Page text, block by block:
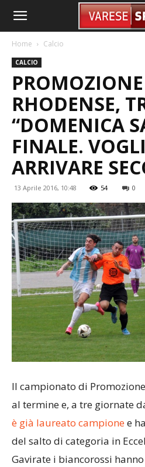
Home Calcio
CALCIO
RHODENSE,
“DOMENICA
FINALE.
ARRIVARE
13 Aprile 2016, 10:48 54 0
Il campionato di
al termine e, a tre giornate
è già laureato campionee
del salto di categoria in
Gavirate i biancorossi